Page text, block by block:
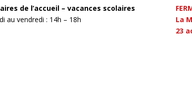
de l’accueil – vacances scolaires
au vendredi : 14h – 18h
La
23